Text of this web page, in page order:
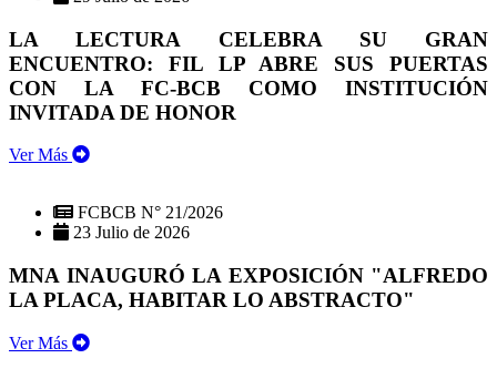
LA LECTURA CELEBRA SU GRAN
ENCUENTRO: FIL LP ABRE SUS PUERTAS
CON LA FC-BCB COMO INSTITUCIÓN
INVITADA DE HONOR
Ver Más
FCBCB N° 21/2026
23 Julio de 2026
MNA INAUGURÓ LA EXPOSICIÓN "ALFREDO
LA PLACA, HABITAR LO ABSTRACTO"
Ver Más